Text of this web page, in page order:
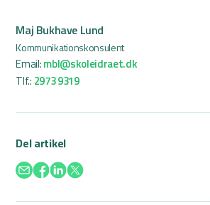
Maj Bukhave Lund
Kommunikationskonsulent
Email:mbl@skoleidraet.dk
Tlf.: 2973 9319
Del artikel